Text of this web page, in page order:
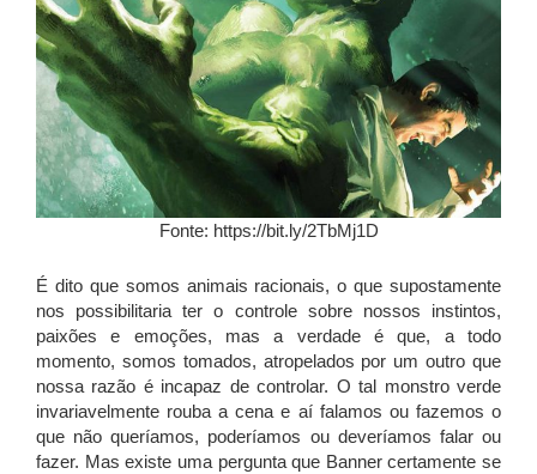
Fonte: https://bit.ly/2TbMj1D
É dito que somos animais racionais, o que supostamente
nos possibilitaria ter o controle sobre nossos instintos,
paixões e emoções, mas a verdade é que, a todo
momento, somos tomados, atropelados por um outro que
nossa razão é incapaz de controlar. O tal monstro verde
invariavelmente rouba a cena e aí falamos ou fazemos o
que não queríamos, poderíamos ou deveríamos falar ou
fazer. Mas existe uma pergunta que Banner certamente se